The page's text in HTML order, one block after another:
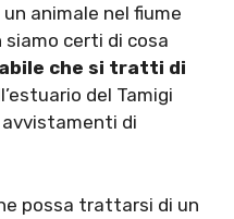
animale nel fiume
siamo certi di cosa
che si tratti di
del Tamigi
di
possa trattarsi di un